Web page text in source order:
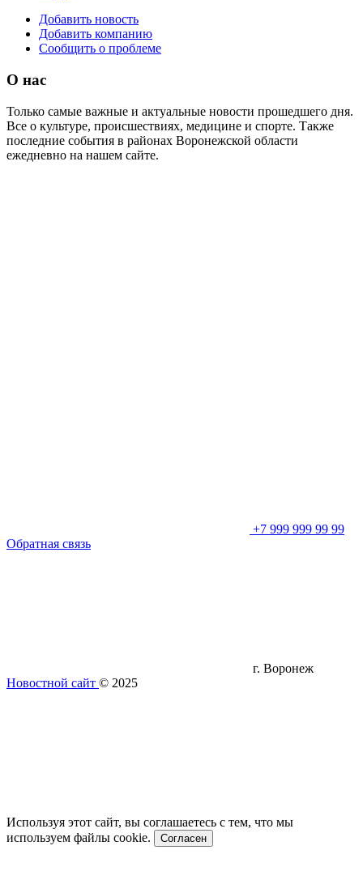
Добавить новость
Добавить компанию
Сообщить о проблеме
О нас
Только самые важные и актуальные новости прошедшего дня.
Все о культуре, происшествиях, медицине и спорте. Также
последние события в районах Воронежской области
ежедневно на нашем сайте.
+7 999 999 99 99
Обратная связь
г. Воронеж
Новостной сайт © 2025
Используя этот сайт, вы соглашаетесь с тем, что мы
используем файлы cookie.
Согласен